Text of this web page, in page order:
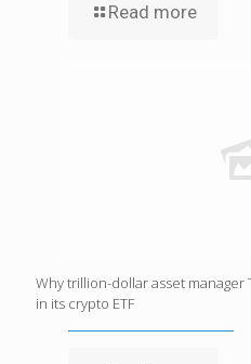
Read more
Why trillion-dollar asset
in its crypto ETF